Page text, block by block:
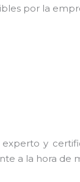
por la
y
a la hora